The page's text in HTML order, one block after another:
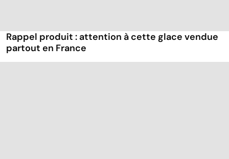
Rappel produit : attention à cette glace vendue
partout en France